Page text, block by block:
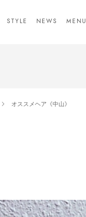
STYLE NEWS MENU
オススメヘア《中山》